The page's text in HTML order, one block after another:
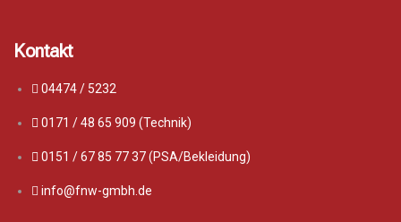
Kontakt
04474 / 5232
0171 / 48 65 909 (Technik)
0151 / 67 85 77 37 (PSA/Bekleidung)
info@fnw-gmbh.de